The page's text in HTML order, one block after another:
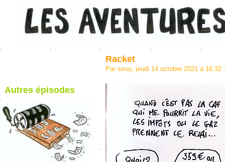
blog de Sirou
Racket
Par sirou, jeudi 14 octobre 2021 à 16:32
Autres épisodes